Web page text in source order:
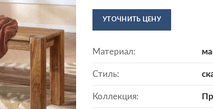
УТОЧНИТЬ ЦЕНУ
Материал:
Стиль:
Коллекция: